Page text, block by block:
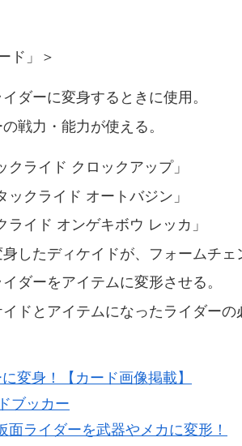
ド」＞
ダーに変身するときに使用。
戦力・能力が使える。
ライド クロックアップ」
クライド オートバジン」
イド オンゲキボウ レッカ」
したディケイドが、フォームチェ
イダーをアイテムに変形させる。
イドとアイテムになったライダーの
変身！【カード画像掲載】
ブッカー
面ライダーを武器やメカに変形！